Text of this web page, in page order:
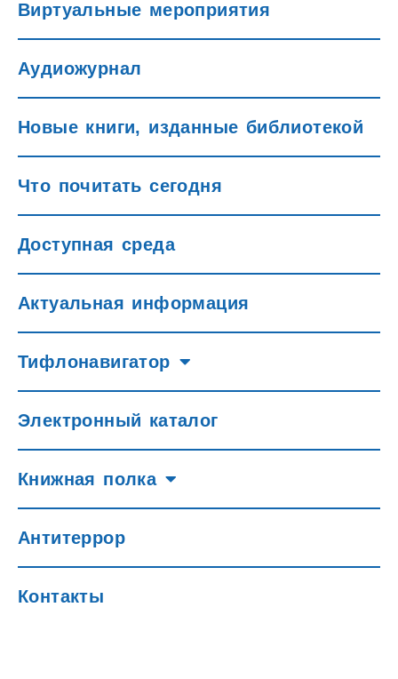
Виртуальные мероприятия
Аудиожурнал
Новые книги, изданные библиотекой
Что почитать сегодня
Доступная среда
Актуальная информация
Тифлонавигатор
Электронный каталог
Книжная полка
Антитеррор
Контакты